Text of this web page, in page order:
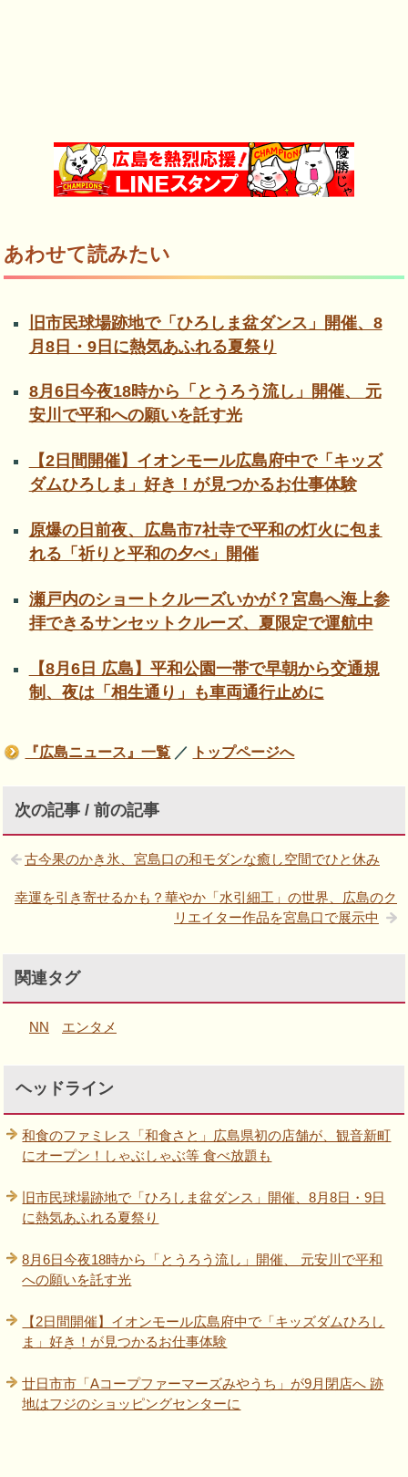
あわせて読みたい
旧市民球場跡地で「ひろしま盆ダンス」開催、8
月8日・9日に熱気あふれる夏祭り
8月6日今夜18時から「とうろう流し」開催、 元
安川で平和への願いを託す光
【2日間開催】イオンモール広島府中で「キッズ
ダムひろしま」好き！が見つかるお仕事体験
原爆の日前夜、広島市7社寺で平和の灯火に包ま
れる「祈りと平和の夕べ」開催
瀬戸内のショートクルーズいかが？宮島へ海上参
拝できるサンセットクルーズ、夏限定で運航中
【8月6日 広島】平和公園一帯で早朝から交通規
制、夜は「相生通り」も車両通行止めに
『広島ニュース』一覧 ／ トップページへ
次の記事 / 前の記事
古今果のかき氷、宮島口の和モダンな癒し空間でひと休み
幸運を引き寄せるかも？華やか「水引細工」の世界、広島のク
リエイター作品を宮島口で展示中
関連タグ
NN エンタメ
ヘッドライン
和食のファミレス「和食さと」広島県初の店舗が、観音新町
にオープン！しゃぶしゃぶ等 食べ放題も
旧市民球場跡地で「ひろしま盆ダンス」開催、8月8日・9日
に熱気あふれる夏祭り
8月6日今夜18時から「とうろう流し」開催、 元安川で平和
への願いを託す光
【2日間開催】イオンモール広島府中で「キッズダムひろし
ま」好き！が見つかるお仕事体験
廿日市市「Aコープファーマーズみやうち」が9月閉店へ 跡
地はフジのショッピングセンターに